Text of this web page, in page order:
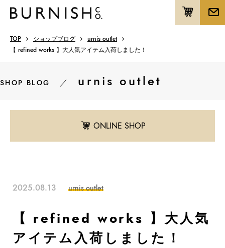
TOP ショップブログ
urnis outlet
【 refined works 】大人気アイテム入荷しました！
SHOP BLOG ／ urnis outlet
ONLINE SHOP
2025.08.13 urnis outlet
【 refined works 】大人気
アイテム入荷しました！